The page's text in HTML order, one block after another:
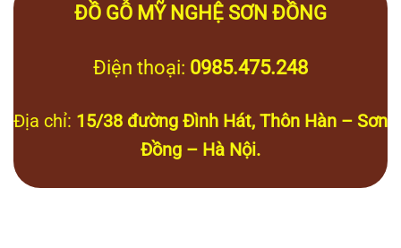
ĐỒ GỖ MỸ NGHỆ SƠN ĐỒNG
Điện thoại: 0985.475.248
Địa chỉ: 15/38 đường Đình Hát, Thôn Hàn – Sơn
Đồng – Hà Nội.